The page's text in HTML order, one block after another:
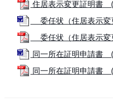
住居表示変更証明書
委任状（住居表示
委任状（住居表示
同一所在証明申請書
同一所在証明申請書